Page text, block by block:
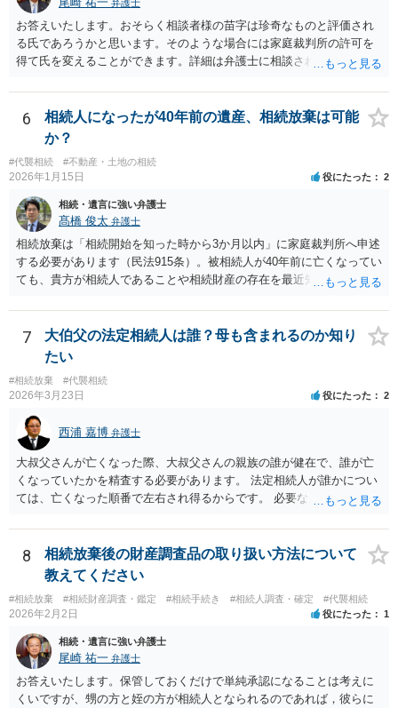
弁護士
お答えいたします。おそらく相談者様の苗字は珍奇なものと評価され
る氏であろうかと思います。そのような場合には家庭裁判所の許可を
得て氏を変えることができます。詳細は弁護士に相談されるのが宜し
6
相続人になったが40年前の遺産、相続放棄は可能
か？
#代襲相続 #不動産・土地の相続
2026年1月15日 役にたった 2
相続・遺言に強い弁護士
髙橋 俊太 弁護士
相続放棄は「相続開始を知った時から3か月以内」に家庭裁判所へ申述
する必要があります（民法915条）。被相続人が40年前に亡くなってい
ても、貴方が相続人であることや相続財産の存在を最近知ったのであ
ります。最寄りの弁護士などにまずは相談した方がよいでしょう。
7
大伯父の法定相続人は誰？母も含まれるのか知り
たい
#相続放棄 #代襲相続
2026年3月23日 役にたった 2
西浦 嘉博 弁護士
大叔父さんが亡くなった際、大叔父さんの親族の誰が健在で、誰が亡
くなっていたかを精査する必要があります。 法定相続人が誰かについ
ては、亡くなった順番で左右され得るからです。 必要な戸籍謄本を揃
8
相続放棄後の財産調査品の取り扱い方法について
教えてください
#相続放棄 #相続財産調査・鑑定 #相続手続き #相続人調査・確定 #代襲相続
2026年2月2日 役にたった 1
相続・遺言に強い弁護士
尾崎 祐一 弁護士
お答えいたします。保管しておくだけで単純承認になることは考えに
くいですが、甥の方と姪の方が相続人となられるのであれば，彼らに